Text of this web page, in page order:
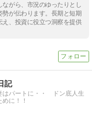
がら、市況のゆったりとし
が伝わります。長期と短期
、投資に役立つ洞察を提供
記
はパートに・・ ドン底人生
に！！